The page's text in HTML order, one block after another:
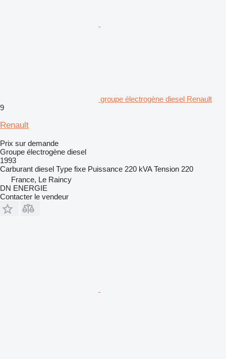
groupe électrogène diesel Renault
9
Renault
Prix sur demande
Groupe électrogène diesel
1993
Carburant diesel Type fixe Puissance 220 kVA Tension 220
France, Le Raincy
DN ENERGIE
Contacter le vendeur